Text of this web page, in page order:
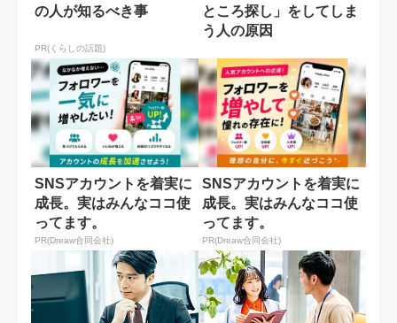
の人が知るべき事
PR(くらしの話題)
ところ探し」をしてしま
う人の原因
SNSアカウントを着実に
成長。実はみんなココ使
ってます。
PR(Dreaw合同会社)
SNSアカウントを着実に
成長。実はみんなココ使
ってます。
PR(Dreaw合同会社)